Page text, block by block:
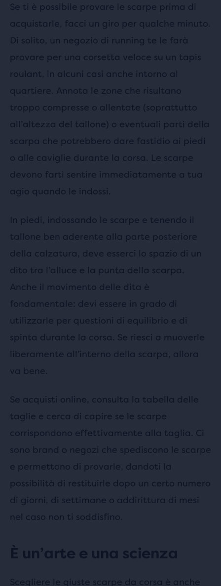
Se ti è possibile provare le scarpe prima di
acquistarle, facci un giro per qualche minuto.
Di solito, un negozio di running te le farà
provare per una corsetta veloce su un tapis
roulant, in alcuni casi anche intorno al
quartiere. Annota le zone che risultano
troppo compresse o allentate (soprattutto
all’altezza del tallone) o eventuali parti della
scarpa che potrebbero dare fastidio ai piedi
o alle caviglie durante la corsa. Le scarpe
devono farti sentire immediatamente a tua
agio quando le indossi.
In piedi, indossando le scarpe e tenendo il
tallone ben aderente alla parte posteriore
della calzatura, deve esserci lo spazio di un
dito tra l’alluce e la punta della scarpa.
Anche il movimento delle dita è
fondamentale: devi essere in grado di
utilizzarle per questioni di equilibrio e di
spinta durante la corsa. Se riesci a muoverle
liberamente all’interno della scarpa, allora
va bene.
Se acquisti online, consulta la tabella delle
taglie e cerca di capire se le scarpe
corrispondono effettivamente alla taglia. Ci
sono brand o negozi che spediscono le scarpe
e permettono di provarle, dandoti la
possibilità di restituirle dopo un certo numero
di giorni, di settimane o addirittura di mesi
nel caso non ti soddisfino.
È un’arte e una scienza
Scegliere le giuste scarpe da corsa è anche